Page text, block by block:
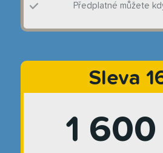
Předplatné můžete
Sleva
1 600